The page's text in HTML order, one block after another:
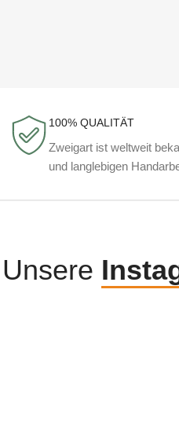
100% QUALITÄT
Zweigart ist weltweit
und langlebigen
Unsere